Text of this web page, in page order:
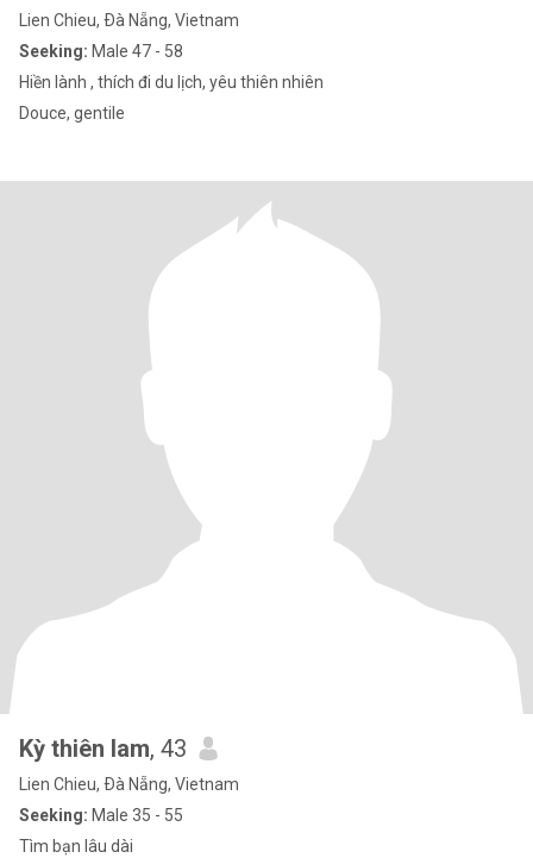
Lien Chieu, Ðà Nẵng, Vietnam
Seeking: Male 47 - 58
Hiền lành , thích đi du lịch, yêu thiên nhiên
Douce, gentile
Kỳ thiên lam, 43
Lien Chieu, Ðà Nẵng, Vietnam
Seeking: Male 35 - 55
Tìm bạn lâu dài